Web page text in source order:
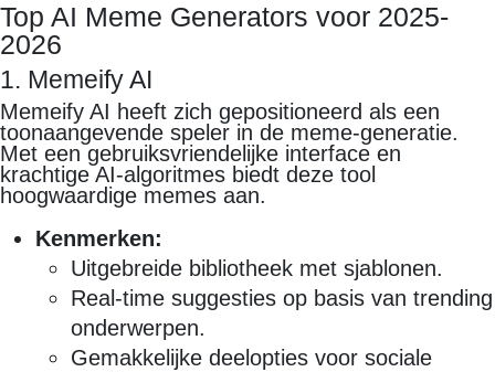
Top AI Meme Generators voor 2025-
2026
1. Memeify AI
Memeify AI heeft zich gepositioneerd als een
toonaangevende speler in de meme-generatie.
Met een gebruiksvriendelijke interface en
krachtige AI-algoritmes biedt deze tool
hoogwaardige memes aan.
Kenmerken:
Uitgebreide bibliotheek met sjablonen.
Real-time suggesties op basis van trending
onderwerpen.
Gemakkelijke deelopties voor sociale